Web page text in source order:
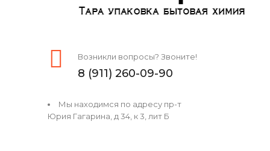
Возникли вопросы? Звоните!
8 (911) 260-09-90
Мы находимся по адресу пр-т
Юрия Гагарина, д 34, к 3, лит Б